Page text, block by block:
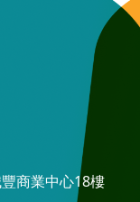
商業中心18樓